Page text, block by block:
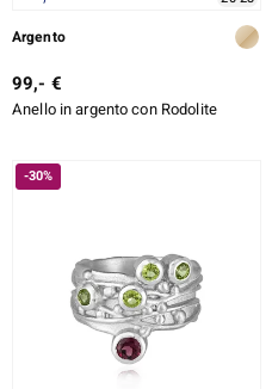
Argento
99,- €
Anello in argento con Rodolite
-30%